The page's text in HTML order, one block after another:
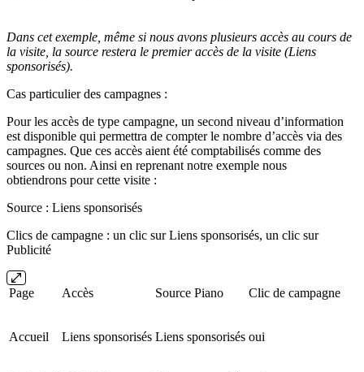
Dans cet exemple, même si nous avons plusieurs accès au cours de
la visite, la source restera le premier accès de la visite (Liens
sponsorisés).
Cas particulier des campagnes :
Pour les accès de type campagne, un second niveau d’information
est disponible qui permettra de compter le nombre d’accès via des
campagnes. Que ces accès aient été comptabilisés comme des
sources ou non. Ainsi en reprenant notre exemple nous
obtiendrons pour cette visite :
Source : Liens sponsorisés
Clics de campagne : un clic sur Liens sponsorisés, un clic sur
Publicité
Page Accès Source Piano Clic de campagne
Accueil Liens sponsorisés Liens sponsorisés oui